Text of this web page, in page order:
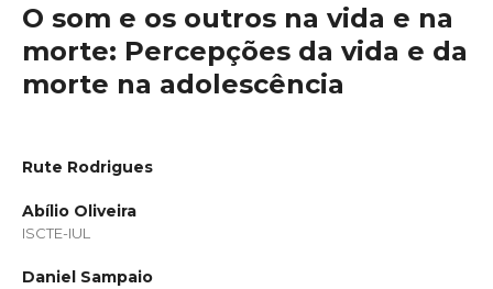
O som e os outros na vida e na
morte: Percepções da vida e da
morte na adolescência
Rute Rodrigues
Abílio Oliveira
ISCTE-IUL
Daniel Sampaio